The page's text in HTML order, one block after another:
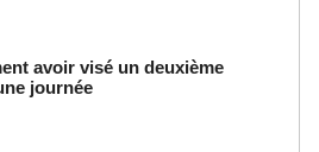
avoir visé un deuxième
journéed'un réseau du Mossad